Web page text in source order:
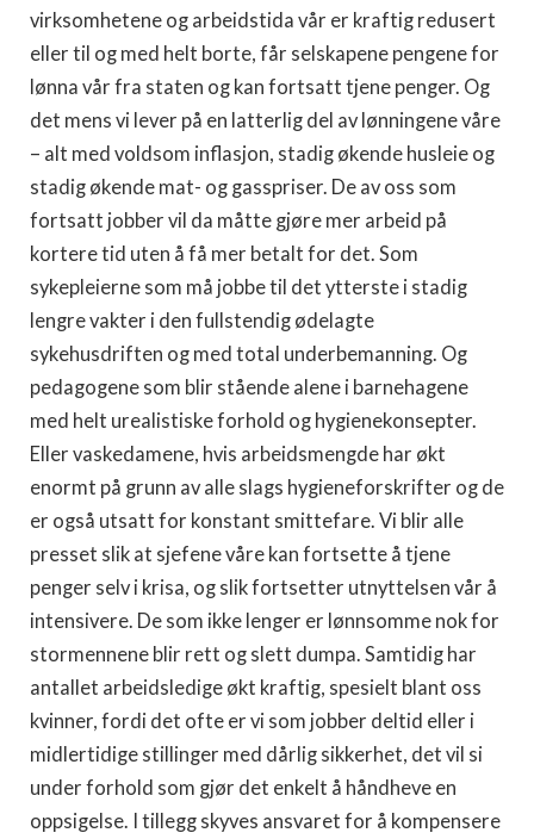
virksomhetene og arbeidstida vår er kraftig redusert
eller til og med helt borte, får selskapene pengene for
lønna vår fra staten og kan fortsatt tjene penger. Og
det mens vi lever på en latterlig del av lønningene våre
– alt med voldsom inflasjon, stadig økende husleie og
stadig økende mat- og gasspriser. De av oss som
fortsatt jobber vil da måtte gjøre mer arbeid på
kortere tid uten å få mer betalt for det. Som
sykepleierne som må jobbe til det ytterste i stadig
lengre vakter i den fullstendig ødelagte
sykehusdriften og med total underbemanning. Og
pedagogene som blir stående alene i barnehagene
med helt urealistiske forhold og hygienekonsepter.
Eller vaskedamene, hvis arbeidsmengde har økt
enormt på grunn av alle slags hygieneforskrifter og de
er også utsatt for konstant smittefare. Vi blir alle
presset slik at sjefene våre kan fortsette å tjene
penger selv i krisa, og slik fortsetter utnyttelsen vår å
intensivere. De som ikke lenger er lønnsomme nok for
stormennene blir rett og slett dumpa. Samtidig har
antallet arbeidsledige økt kraftig, spesielt blant oss
kvinner, fordi det ofte er vi som jobber deltid eller i
midlertidige stillinger med dårlig sikkerhet, det vil si
under forhold som gjør det enkelt å håndheve en
oppsigelse. I tillegg skyves ansvaret for å kompensere